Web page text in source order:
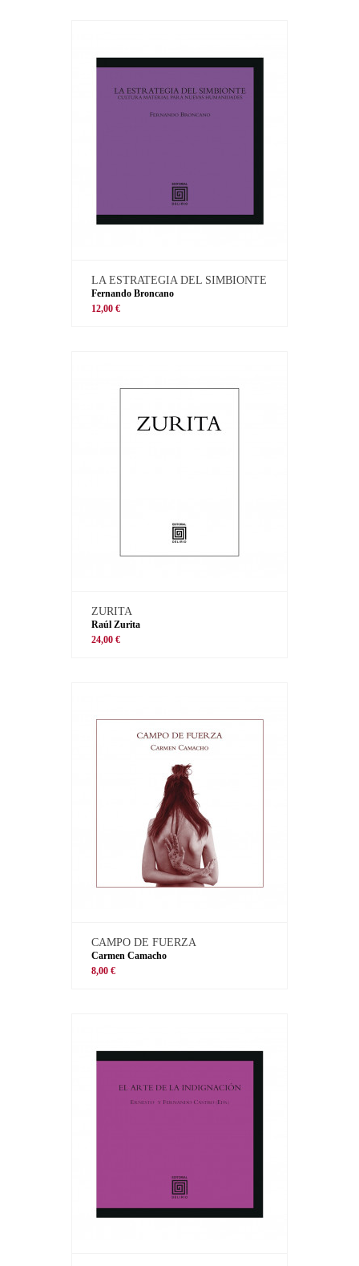
LA ESTRATEGIA DEL SIMBIONTE
Fernando Broncano
12,00 €
ZURITA
Raúl Zurita
24,00 €
CAMPO DE FUERZA
Carmen Camacho
8,00 €